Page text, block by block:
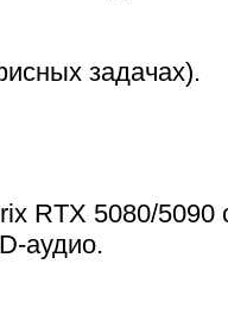
задачах).
RTX 5080/
аудио.